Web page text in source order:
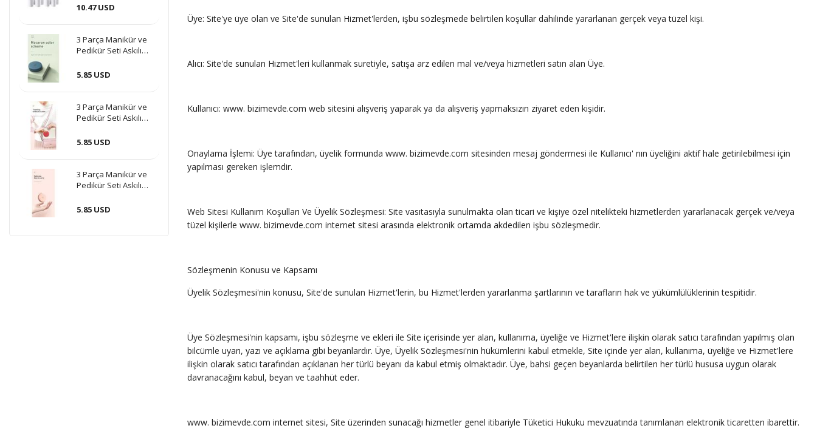
Tüy Alma Kedi Köpek
10.47 USD
3 Parça Manikür ve
Pedikür Seti Askılı
Mavi
5.85 USD
3 Parça Manikür ve
Pedikür Seti Askılı
Kırmızı
5.85 USD
3 Parça Manikür ve
Pedikür Seti Askılı
Pudra
5.85 USD
Üye: Site'ye üye olan ve Site'de sunulan Hizmet'lerden, işbu sözleşmede belirtilen koşullar dahilinde yararlanan gerçek veya tüzel kişi.
Alıcı: Site'de sunulan Hizmet'leri kullanmak suretiyle, satışa arz edilen mal ve/veya hizmetleri satın alan Üye.
Kullanıcı: www. bizimevde.com web sitesini alışveriş yaparak ya da alışveriş yapmaksızın ziyaret eden kişidir.
Onaylama İşlemi: Üye tarafından, üyelik formunda www. bizimevde.com sitesinden mesaj göndermesi ile Kullanıcı' nın üyeliğini aktif hale getirilebilmesi için
yapılması gereken işlemdir.
Web Sitesi Kullanım Koşulları Ve Üyelik Sözleşmesi: Site vasıtasıyla sunulmakta olan ticari ve kişiye özel nitelikteki hizmetlerden yararlanacak gerçek ve/veya
tüzel kişilerle www. bizimevde.com internet sitesi arasında elektronik ortamda akdedilen işbu sözleşmedir.
Sözleşmenin Konusu ve Kapsamı
Üyelik Sözleşmesi'nin konusu, Site'de sunulan Hizmet'lerin, bu Hizmet'lerden yararlanma şartlarının ve tarafların hak ve yükümlülüklerinin tespitidir.
Üye Sözleşmesi'nin kapsamı, işbu sözleşme ve ekleri ile Site içerisinde yer alan, kullanıma, üyeliğe ve Hizmet'lere ilişkin olarak satıcı tarafından yapılmış olan
bilcümle uyarı, yazı ve açıklama gibi beyanlardır. Üye, Üyelik Sözleşmesi'nin hükümlerini kabul etmekle, Site içinde yer alan, kullanıma, üyeliğe ve Hizmet'lere
ilişkin olarak satıcı tarafından açıklanan her türlü beyanı da kabul etmiş olmaktadır. Üye, bahsi geçen beyanlarda belirtilen her türlü hususa uygun olarak
davranacağını kabul, beyan ve taahhüt eder.
www. bizimevde.com internet sitesi, Site üzerinden sunacağı hizmetler genel itibariyle Tüketici Hukuku mevzuatında tanımlanan elektronik ticaretten ibarettir.